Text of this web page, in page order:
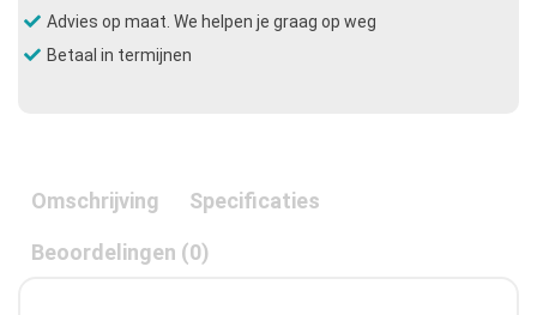
Advies op maat. We helpen je graag op weg
Betaal in termijnen
Omschrijving Specificaties
Beoordelingen (0)